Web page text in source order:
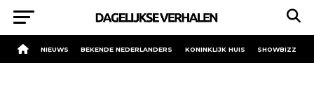
NIEUWS BEKENDE NEDERLANDERS KONINKLIJK HUIS SHOWBIZZ